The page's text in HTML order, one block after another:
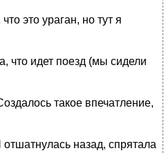
это ураган, но тут я
что идет поезд (мы сидели
такое впечатление,
назад, спрятала